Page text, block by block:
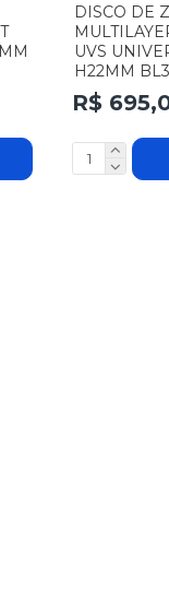
DISCO DE
UVS
H22MM
R$